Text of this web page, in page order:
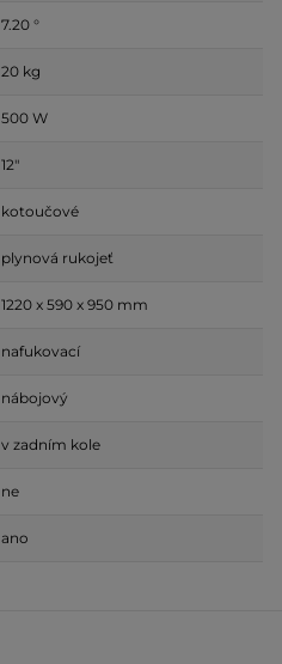
7.20 °
20 kg
500 W
12"
kotoučové
plynová rukojeť
1220 x 590 x 950 mm
nafukovací
nábojový
v zadním kole
ne
ano